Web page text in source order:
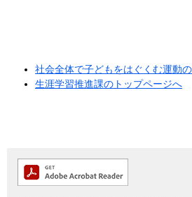
社会全体で子どもをはぐくむ運動
生涯学習推進課のトップページへ